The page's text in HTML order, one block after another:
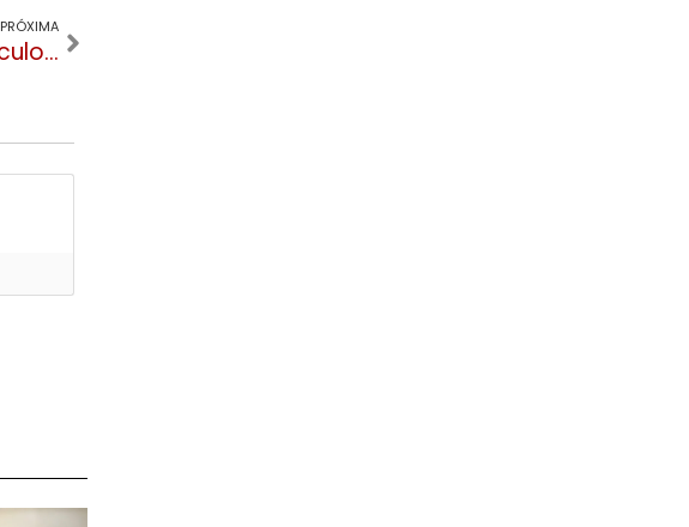
PRÓXIMA
Multidões consagram o espetáculo de rapel na Catedral de Pedra em Canela